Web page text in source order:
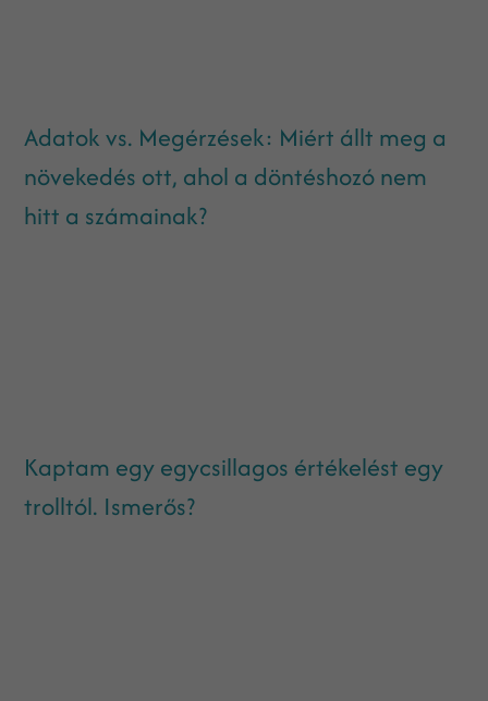
Adatok vs. Megérzések: Miért állt meg a
növekedés ott, ahol a döntéshozó nem
hitt a számainak?
Kaptam egy egycsillagos értékelést egy
trolltól. Ismerős?